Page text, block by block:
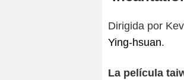
Dirigida por
Ying-hsuan.
La película